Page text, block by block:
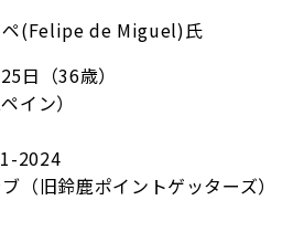
(Felipe de Miguel)氏
日（36歳）
イン）
2024
（旧鈴鹿ポイントゲッターズ）